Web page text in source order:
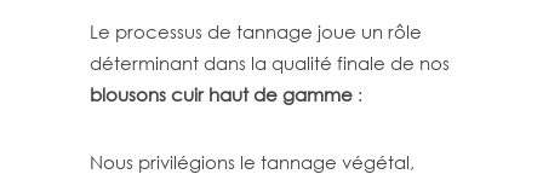
Le processus de tannage joue un rôle
déterminant dans la qualité finale de nos
blousons cuir haut de gamme :
Nous privilégions le tannage végétal,